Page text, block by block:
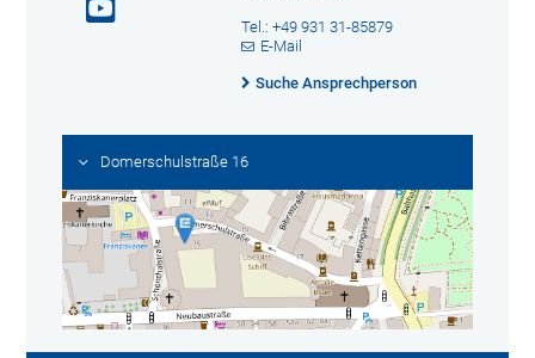
Tel.: +49 931 31-85879
E-Mail
Suche Ansprechperson
Domerschulstraße 16